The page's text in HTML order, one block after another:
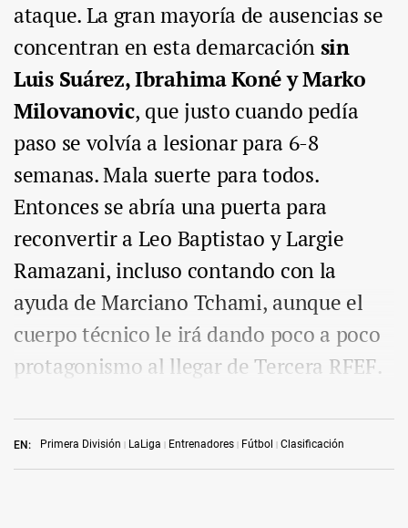
EN: Primera División LaLiga Entrenadores Fútbol Clasificación
ataque. La gran mayoría de ausencias se
concentran en esta demarcaciónsin
Luis Suárez, Ibrahima Koné y Marko
Milovanovic, que justo cuando pedía
paso se volvía a lesionar para 6-8
semanas. Mala suerte para todos.
Entonces se abría una puerta para
reconvertir a Leo Baptistao y Largie
Ramazani, incluso contando con la
ayuda de Marciano Tchami, aunque el
cuerpo técnico le irá dando poco a poco
protagonismo al llegar de Tercera RFEF.